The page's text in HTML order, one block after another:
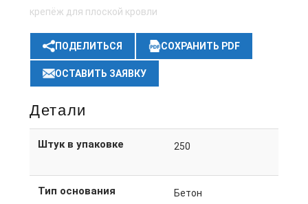
крепёж для плоской кровли
ПОДЕЛИТЬСЯ СОХРАНИТЬ PDF
ОСТАВИТЬ ЗАЯВКУ
Детали
Штук в упаковке 250
Тип основания Бетон